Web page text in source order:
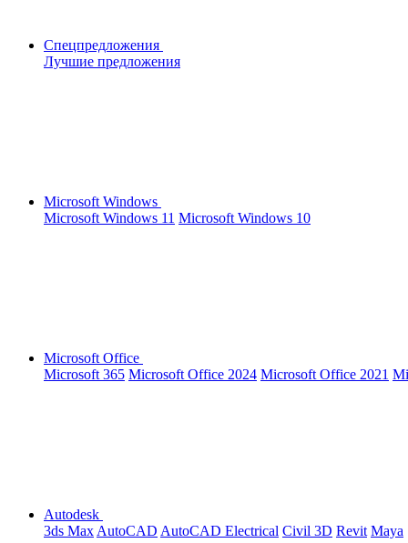
Спецпредложения
Лучшие предложения
Microsoft Windows
Microsoft Windows 11 Microsoft Windows 10
Microsoft Office
Microsoft 365 Microsoft Office 2024 Microsoft Office 2021
Autodesk
3ds Max AutoCAD AutoCAD Electrical Civil 3D Revit Maya